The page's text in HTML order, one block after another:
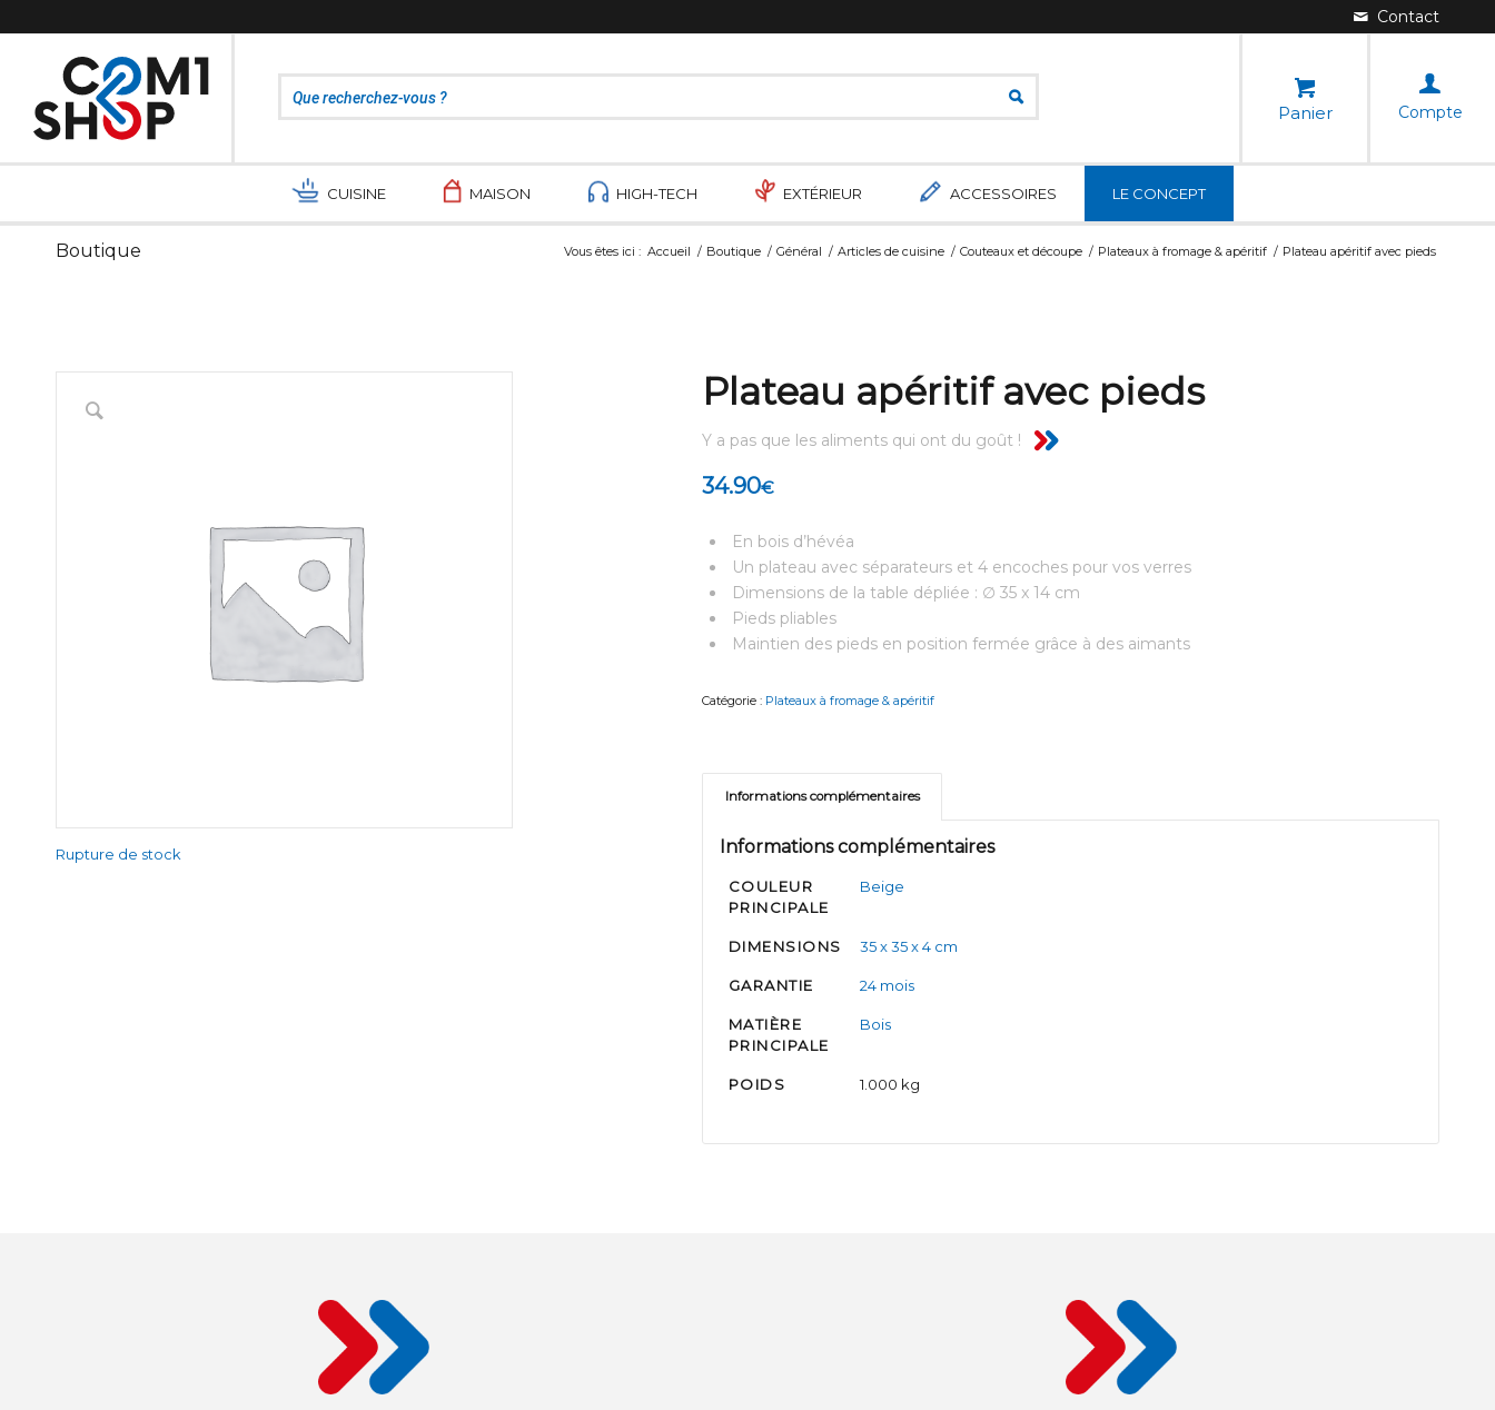
Panier Compte
CUISINE MAISON HIGH-TECH EXTÉRIEUR ACCESSOIRES LE CONCEPT
Boutique Vous êtes ici : Accueil / Boutique / Général / Articles de cuisine / Couteaux et découpe / Plateaux à fromage & apéritif / Plateau apéritif avec pieds
Rupture de stock
Plateau apéritif avec pieds
Y a pas que les aliments qui ont du goût !
34.90€
En bois d’hévéa
Un plateau avec séparateurs et 4 encoches pour vos verres
Dimensions de la table dépliée : ∅ 35 x 14 cm
Pieds pliables
Maintien des pieds en position fermée grâce à des aimants
Catégorie : Plateaux à fromage & apéritif
Informations complémentaires
Informations complémentaires
COULEUR
PRINCIPALE
Beige
DIMENSIONS 35 x 35 x 4 cm
GARANTIE 24 mois
MATIÈRE
PRINCIPALE
Bois
POIDS 1.000 kg